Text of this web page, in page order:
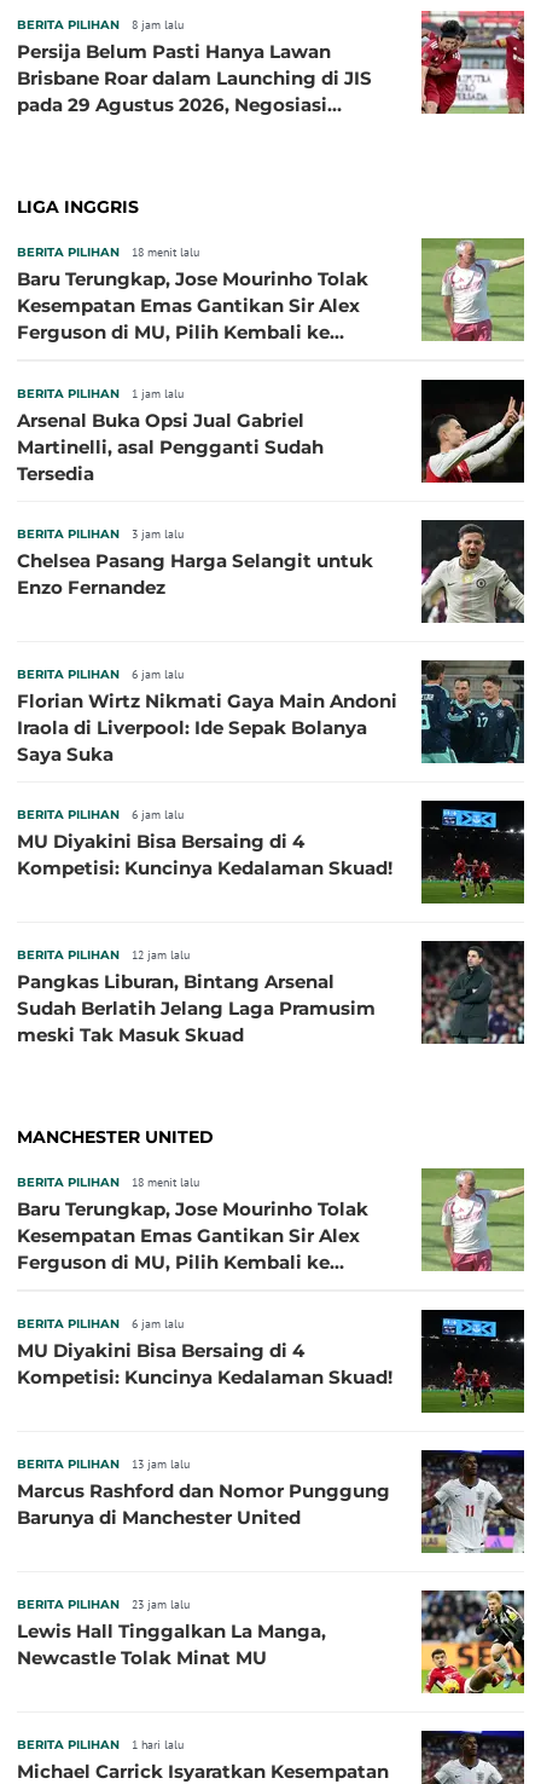
BERITA PILIHAN 8 jam lalu
Persija Belum Pasti Hanya Lawan
Brisbane Roar dalam Launching di JIS
pada 29 Agustus 2026, Negosiasi
LIGA INGGRIS
BERITA PILIHAN 18 menit lalu
Baru Terungkap, Jose Mourinho Tolak
Kesempatan Emas Gantikan Sir Alex
Ferguson di MU, Pilih Kembali ke
BERITA PILIHAN 1 jam lalu
Arsenal Buka Opsi Jual Gabriel
Martinelli, asal Pengganti Sudah
Tersedia
BERITA PILIHAN 3 jam lalu
Chelsea Pasang Harga Selangit untuk
Enzo Fernandez
BERITA PILIHAN 6 jam lalu
Florian Wirtz Nikmati Gaya Main Andoni
Iraola di Liverpool: Ide Sepak Bolanya
Saya Suka
BERITA PILIHAN 6 jam lalu
MU Diyakini Bisa Bersaing di 4
Kompetisi: Kuncinya Kedalaman Skuad!
BERITA PILIHAN 12 jam lalu
Pangkas Liburan, Bintang Arsenal
Sudah Berlatih Jelang Laga Pramusim
meski Tak Masuk Skuad
MANCHESTER UNITED
BERITA PILIHAN 18 menit lalu
Baru Terungkap, Jose Mourinho Tolak
Kesempatan Emas Gantikan Sir Alex
Ferguson di MU, Pilih Kembali ke
BERITA PILIHAN 6 jam lalu
MU Diyakini Bisa Bersaing di 4
Kompetisi: Kuncinya Kedalaman Skuad!
BERITA PILIHAN 13 jam lalu
Marcus Rashford dan Nomor Punggung
Barunya di Manchester United
BERITA PILIHAN 23 jam lalu
Lewis Hall Tinggalkan La Manga,
Newcastle Tolak Minat MU
BERITA PILIHAN 1 hari lalu
Michael Carrick Isyaratkan Kesempatan